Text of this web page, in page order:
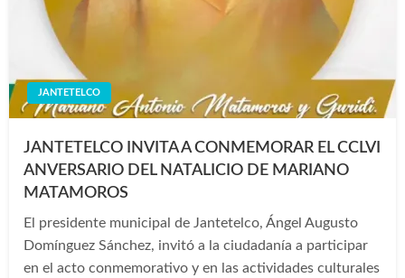
JANTETELCO
JANTETELCO INVITA A CONMEMORAR EL CCLVI
ANVERSARIO DEL NATALICIO DE MARIANO
MATAMOROS
El presidente municipal de Jantetelco, Ángel Augusto
Domínguez Sánchez, invitó a la ciudadanía a participar
en el acto conmemorativo y en las actividades culturales